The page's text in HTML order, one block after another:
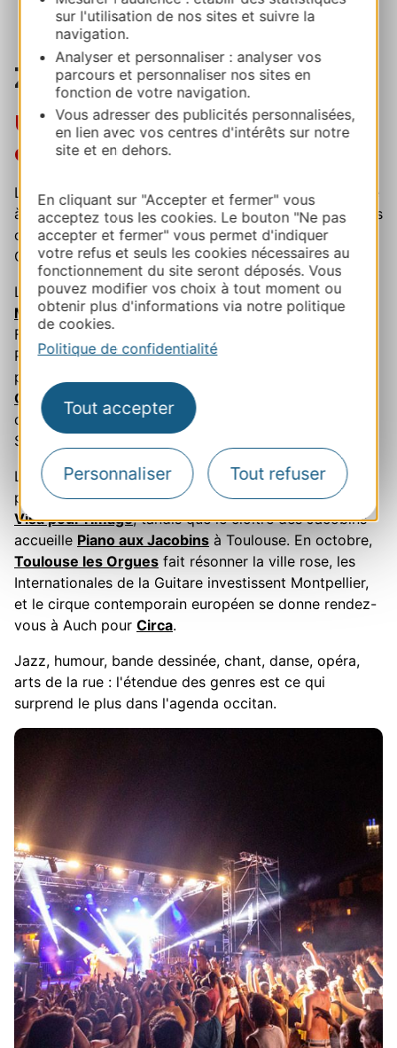
sur l'utilisation de nos sites et suivre la
navigation.
Analyser et personnaliser : analyser vos
parcours et personnaliser nos sites en
fonction de votre navigation.
Vous adresser des publicités personnalisées,
en lien avec vos centres d'intérêts sur notre
site et en dehors.
En cliquant sur "Accepter et fermer" vous
acceptez tous les cookies. Le bouton "Ne pas
accepter et fermer" vous permet d'indiquer
votre refus et seuls les cookies nécessaires au
fonctionnement du site seront déposés. Vous
pouvez modifier vos choix à tout moment ou
obtenir plus d'informations via notre politique
de cookies.
Politique de confidentialité
Tout accepter
Personnaliser Tout refuser
Zoom sur…
Une saison des festivals qui
dure toute l'année
Le printemps ouvre le bal : les grands voiliers d'Escale
à Sète, lePrintemps des Comédiensà Montpellier, les
cultures du monde deRio Locosur les bords de la
Garonne toulousaine.
L'été concentre les grands rendez-vous : lejazz à
Marciac, les musiques latines deTempo Latinoà Vic-
Fezensac, le rock et le rap des
Pyrénées-Orientales, les guitares de
pied de la cathédrale d'Albi, le festival
Occitanie
Montpellier sur les deux dernières semaines
de juillet, la musique sacrée et la danse à l'abbaye de
Sylvanès, au sud de l'Aveyron.
L'automne ne referme rien. En septembre, le
photojournalisme mondial s'expose à Perpignan avec
Visa pour l'Image, tandis que le cloître des Jacobins
accueille Piano aux Jacobins à Toulouse. En octobre,
Toulouse les Orgues fait résonner la ville rose, les
Internationales de la Guitare investissent Montpellier,
et le cirque contemporain européen se donne rendez-
vous à Auch pour Circa.
Jazz, humour, bande dessinée, chant, danse, opéra,
arts de la rue : l'étendue des genres est ce qui
surprend le plus dans l'agenda occitan.